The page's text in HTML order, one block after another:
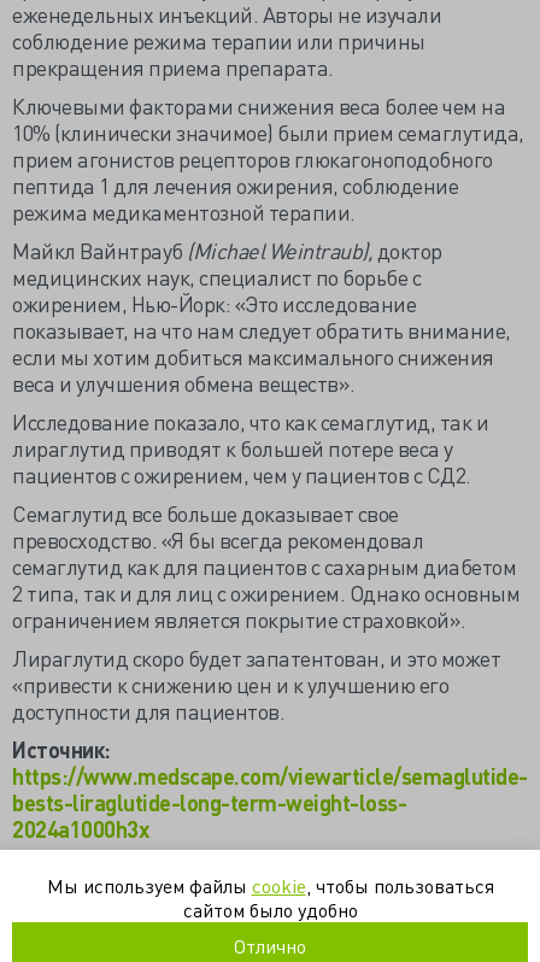
еженедельных инъекций. Авторы не изучали
соблюдение режима терапии или причины
прекращения приема препарата.
Ключевыми факторами снижения веса более чем на
10% (клинически значимое) были прием семаглутида,
прием агонистов рецепторов глюкагоноподобного
пептида 1 для лечения ожирения, соблюдение
режима медикаментозной терапии.
Майкл Вайнтрауб (Michael Weintraub), доктор
медицинских наук, специалист по борьбе с
ожирением, Нью-Йорк: «Это исследование
показывает, на что нам следует обратить внимание,
если мы хотим добиться максимального снижения
веса и улучшения обмена веществ».
Исследование показало, что как семаглутид, так и
лираглутид приводят к большей потере веса у
пациентов с ожирением, чем у пациентов с СД2.
Семаглутид все больше доказывает свое
превосходство. «Я бы всегда рекомендовал
семаглутид как для пациентов с сахарным диабетом
2 типа, так и для лиц с ожирением. Однако основным
ограничением является покрытие страховкой».
Лираглутид скоро будет запатентован, и это может
«привести к снижению цен и к улучшению его
доступности для пациентов.
Источник:
https://www.medscape.com/viewarticle/semaglutide-
bests-liraglutide-long-term-weight-loss-
2024a1000h3x
агонисты рецепторов гпп-1 гпп-1 диетология
терапия
Мы используем файлы cookie , чтобы пользоваться
сайтом было удобно
Отлично